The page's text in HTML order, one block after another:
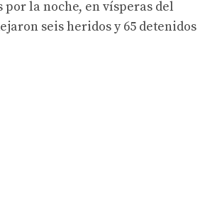
por la noche, en vísperas del
seis heridos y 65 detenidos